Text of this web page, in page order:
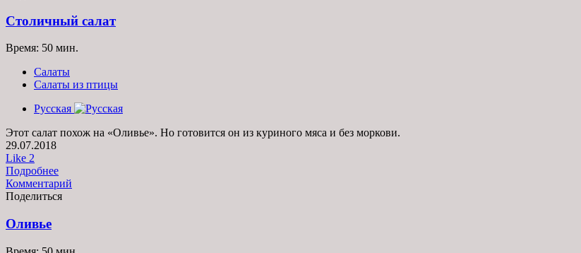
Столичный салат
Время: 50 мин.
Салаты
Салаты из птицы
Русская
Этот салат похож на «Оливье». Но готовится он из куриного мяса и без моркови.
29.07.2018
Like 2
Подробнее
Комментарий
Поделиться
Оливье